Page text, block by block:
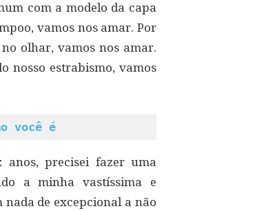
com a modelo da capa
vamos nos amar. Por
olhar, vamos nos amar.
nosso estrabismo, vamos
você é
precisei fazer uma
a minha vastíssima e
de excepcional a não